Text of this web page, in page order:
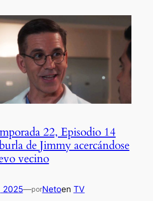
22, Episodio 14
de Jimmy acercándose
vecino
2025—porNetoen TV